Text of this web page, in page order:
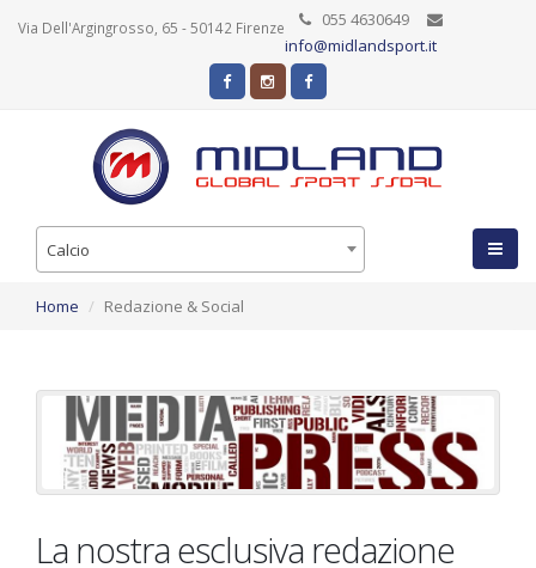
Via Dell'Argingrosso, 65 - 50142 Firenze
055 4630649
info@midlandsport.it
Calcio
Home Redazione & Social
La nostra esclusiva redazione